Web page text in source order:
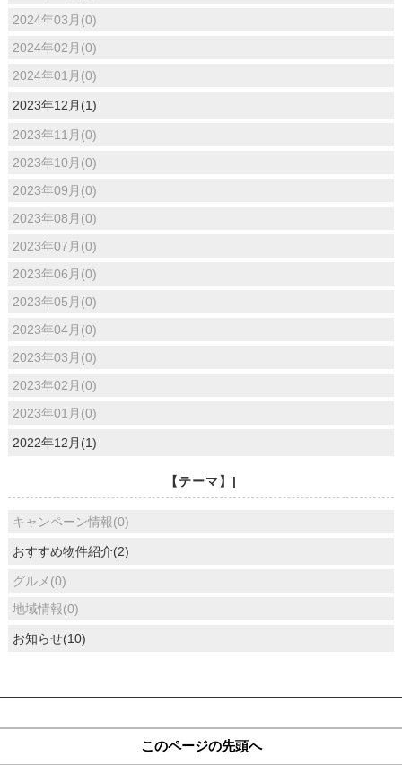
2024年03月(0)
2024年02月(0)
2024年01月(0)
2023年12月(1)
2023年11月(0)
2023年10月(0)
2023年09月(0)
2023年08月(0)
2023年07月(0)
2023年06月(0)
2023年05月(0)
2023年04月(0)
2023年03月(0)
2023年02月(0)
2023年01月(0)
2022年12月(1)
【テーマ】|
キャンペーン情報(0)
おすすめ物件紹介(2)
グルメ(0)
地域情報(0)
お知らせ(10)
このページの先頭へ